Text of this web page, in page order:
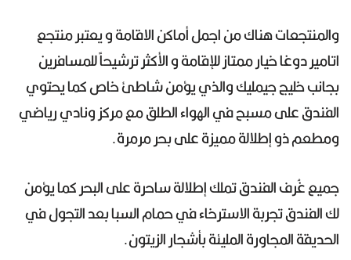
والمنتجعات هناك من اجمل أماكن الاقامة و يعتبر منتجع
اتامير دوغا خيار ممتاز للإقامة و الأكثر ترشيحاً للمسافرين
بجانب خليج جيمليك والذي يؤمن شاطئ خاص كما يحتوي
الفندق على مسبح في الهواء الطلق مع مركز ونادي رياضي
ومطعم ذو إطلالة مميزة على بحر مرمرة.
جميع غُرف الفندق تملك إطلالة ساحرة على البحر كما يؤمن
لك الفندق تجربة الاسترخاء في حمام السبا بعد التجول في
الحديقة المجاورة المليئة بأشجار الزيتون.